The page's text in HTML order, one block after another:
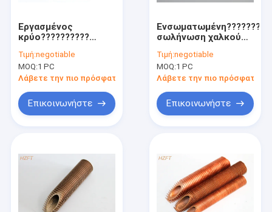
Εργασμένος
κρύο??????????
την αερόψυξη/
το??????????
ανταλλάκτη
σωλήνων
Τιμή:negotiable
MOQ:1 PC
Λάβετε την πιο πρόσφατη τιμή
Επικοινωνήστε
σωλήνωση χαλκού
ορυχείου και τους
δροσίζοντας
πύργους 55 χιλ.
Τιμή:negotiable
MOQ:1 PC
Λάβετε την πιο πρόσφατη
Επικοινωνήστε